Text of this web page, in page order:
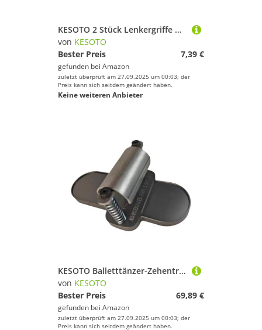
KESOTO 2 Stück Lenkergriffe mit Rutschfester Oberfläche Sichere Kinderfahrradgriffe Und Handgriffe Weiche Lenkerbezüge für Angenehmes Fahren Aus PP Material, Blau
von KESOTO
Bester Preis
7,39 €
gefunden bei Amazon
zuletzt überprüft am 27.09.2025 um 00:03; der
Preis kann sich seitdem geändert haben.
Keine weiteren Anbieter
KESOTO Balletttänzer-Zehentraining, Fußtrainer für Männer und Frauen, Übungs-Zehenstärker
von KESOTO
Bester Preis
69,89 €
gefunden bei Amazon
zuletzt überprüft am 27.09.2025 um 00:03; der
Preis kann sich seitdem geändert haben.